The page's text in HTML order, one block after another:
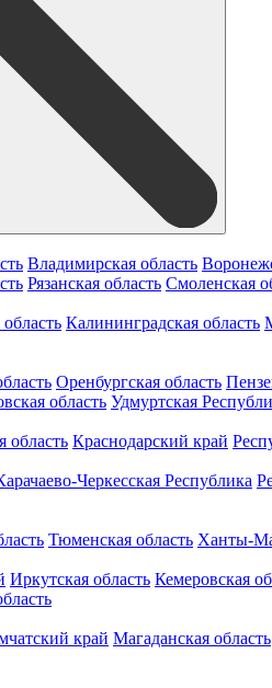
Владимирская область
Рязанская область Смоленская
Калининградская область
Оренбургская область
область Удмуртская
область Краснодарский край
Черкесская Республика
Тюменская область Ханты-
Иркутская область Кемеровская
край Магаданская область